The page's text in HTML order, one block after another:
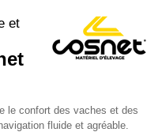
et
le confort des vaches et des
fluide et agréable.